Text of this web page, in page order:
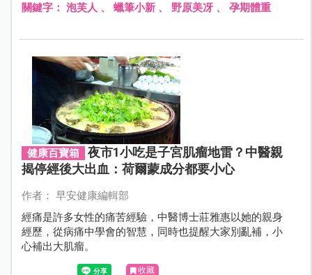
才是瘦得健康好看的關鍵。
關鍵字： 泡芙人 、 蠟筆小新、 野原美冴、 孕期體重
健康百寶箱
夜市1小吃是子宮肌瘤地雷？中醫親
揭停經後大出血：荷爾蒙成分都要小心
作者： 早安健康編輯部
經痛是許多女性的痛苦經驗，中醫博士莊雅惠以她的親身
經歷，從病痛中學會的智慧，同時也提醒大家別亂補，小
心補出大肌瘤。
收藏